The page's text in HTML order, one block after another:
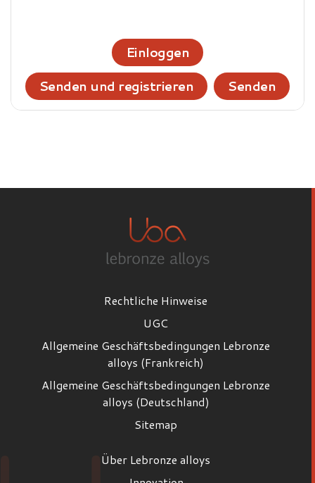
Einloggen
Senden und registrieren
Senden
Rechtliche Hinweise
UGC
Allgemeine Geschäftsbedingungen Lebronze
alloys (Frankreich)
Allgemeine Geschäftsbedingungen Lebronze
alloys (Deutschland)
Sitemap
Über Lebronze alloys